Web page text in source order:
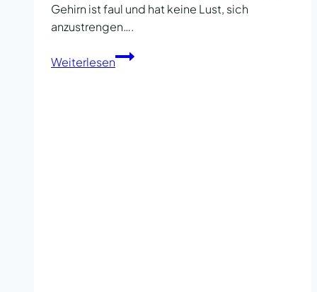
Gehirn ist faul und hat keine Lust, sich
anzustrengen….
WeiterlesenAlles
neu